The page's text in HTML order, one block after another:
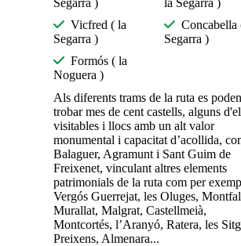
Segarra )
la Segarra )
Vicfred ( la
Segarra )
Concabella
Segarra )
Formós ( la
Noguera )
Als diferents trams de la ruta es poden
trobar mes de cent castells, alguns
visitables i llocs amb un alt valor
monumental i capacitat d’acollida,
Balaguer, Agramunt i Sant Guim de
Freixenet, vinculant altres elements
patrimonials de la ruta com per
Vergós Guerrejat, les Oluges,
Murallat, Malgrat, Castellmeià,
Montcortés, l’Aranyó, Ratera, les
Preixens, Almenara...